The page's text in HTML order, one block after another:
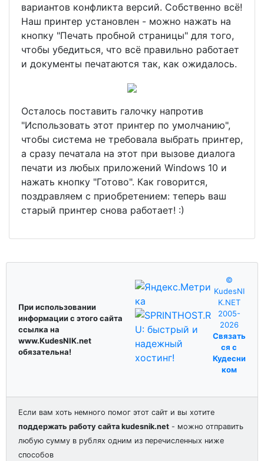
вариантов конфликта версий. Собственно всё!
Наш принтер установлен - можно нажать на
кнопку "Печать пробной страницы" для того,
чтобы убедиться, что всё правильно работает
и документы печатаются так, как ожидалось.
Осталось поставить галочку напротив
"Использовать этот принтер по умолчанию",
чтобы система не требовала выбрать принтер,
а сразу печатала на этот при вызове диалога
печати из любых приложений Windows 10 и
нажать кнопку "Готово". Как говорится,
поздравляем с приобретением: теперь ваш
старый принтер снова работает! :)
При использовании
информации с этого сайта
ссылка на
www.KudesNIK.net
обязательна!
©
KudesNI
K.NET
2005-
2026
Связать
ся с
Кудесни
ком
Если вам хоть немного помог этот сайт и вы хотите
поддержать работу сайта kudesnik.net - можно отправить
любую сумму в рублях одним из перечисленных ниже
способов